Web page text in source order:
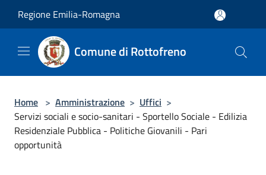
Regione Emilia-Romagna
Comune di Rottofreno
Home > Amministrazione > Uffici >
Servizi sociali e socio-sanitari - Sportello Sociale - Edilizia
Residenziale Pubblica - Politiche Giovanili - Pari
opportunità